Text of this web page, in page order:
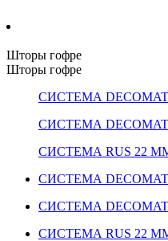
Шторы гофре
Шторы гофре
СИСТЕМА
СИСТЕМА
СИСТЕМА RUS 22
СИСТЕМА
СИСТЕМА
СИСТЕМА RUS 22